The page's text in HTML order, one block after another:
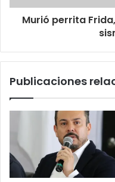
Murió perrita
Publicaciones